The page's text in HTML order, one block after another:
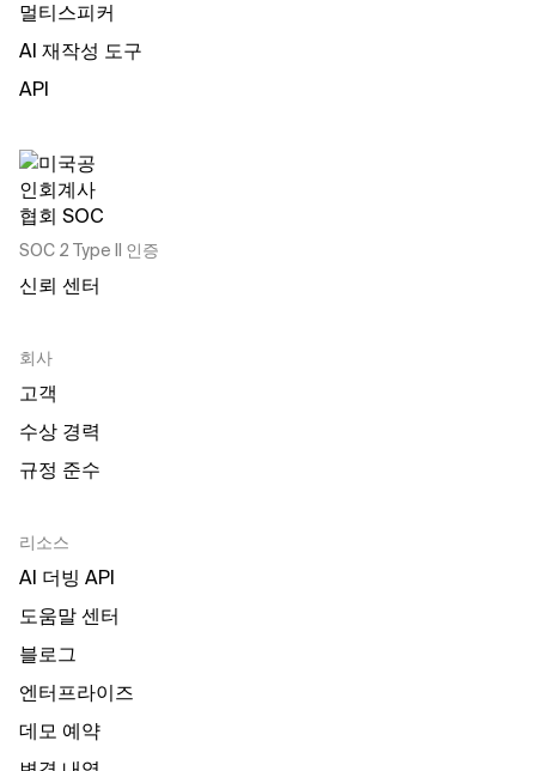
멀티스피커
AI 재작성 도구
API
SOC 2 Type II 인증
신뢰 센터
회사
고객
수상 경력
규정 준수
리소스
AI 더빙 API
도움말 센터
블로그
엔터프라이즈
데모 예약